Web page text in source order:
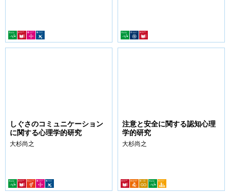
しぐさのコミュニケーション
に関する心理学的研究
大杉尚之
注意と安全に関する認知心理
学的研究
大杉尚之